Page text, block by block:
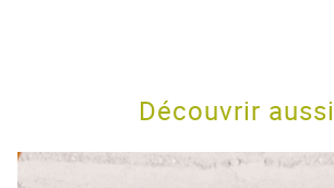
Découvrir